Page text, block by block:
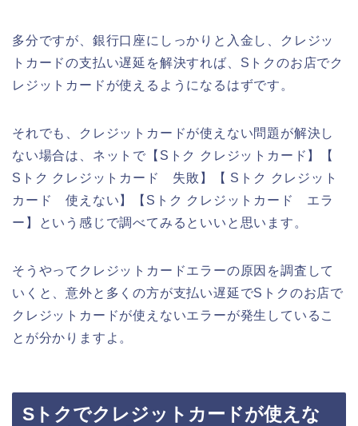
多分ですが、銀行口座にしっかりと入金し、クレジッ
トカードの支払い遅延を解決すれば、Sトクのお店でク
レジットカードが使えるようになるはずです。
それでも、クレジットカードが使えない問題が解決し
ない場合は、ネットで【Sトク クレジットカード】【
Sトク クレジットカード 失敗】【 Sトク クレジット
カード 使えない】【Sトク クレジットカード エラ
ー】という感じで調べてみるといいと思います。
そうやってクレジットカードエラーの原因を調査して
いくと、意外と多くの方が支払い遅延でSトクのお店で
クレジットカードが使えないエラーが発生しているこ
とが分かりますよ。
Sトクでクレジットカードが使えな